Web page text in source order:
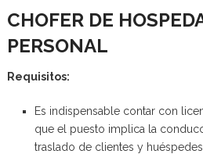
CHOFER DE
PERSONAL
Requisitos:
Es indispensable contar con
que el puesto implica la
traslado de clientes y huéspedes.